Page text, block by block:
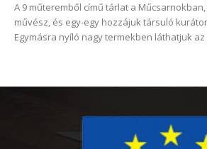
A 9 műteremből című tárlat a
művész, és egy-egy hozzájuk társuló
Egymásra nyíló nagy termekben láthatjuk az